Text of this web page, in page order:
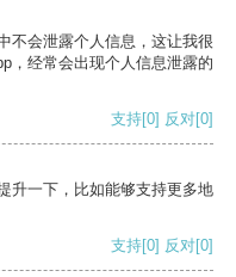
不会泄露个人信息，这让我很
，经常会出现个人信息泄露的
支持[0] 反对[0]
升一下，比如能够支持更多地
支持[0] 反对[0]